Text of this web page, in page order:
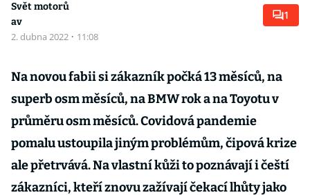
Svět motorů
av
2. dubna 2022 · 11:08
1
Na novou fabii si zákazník počká 13 měsíců, na
superb osm měsíců, na BMW rok a na Toyotu v
průměru osm měsíců. Covidová pandemie
pomalu ustoupila jiným problémům, čipová krize
ale přetrvává. Na vlastní kůži to poznávají i čeští
zákazníci, kteří znovu zažívají čekací lhůty jako